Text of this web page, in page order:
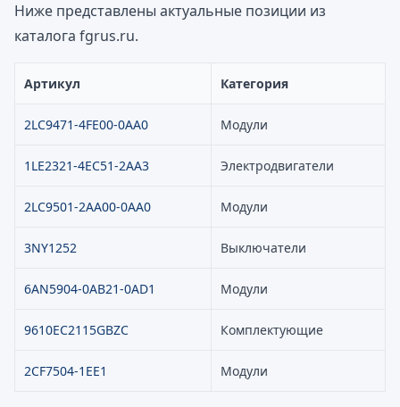
Ниже представлены актуальные позиции из
каталога fgrus.ru.
Артикул Категория
2LC9471-4FE00-0AA0 Модули
1LE2321-4EC51-2AA3 Электродвигатели
2LC9501-2AA00-0AA0 Модули
3NY1252 Выключатели
6AN5904-0AB21-0AD1 Модули
9610EC2115GBZC Комплектующие
2CF7504-1EE1 Модули